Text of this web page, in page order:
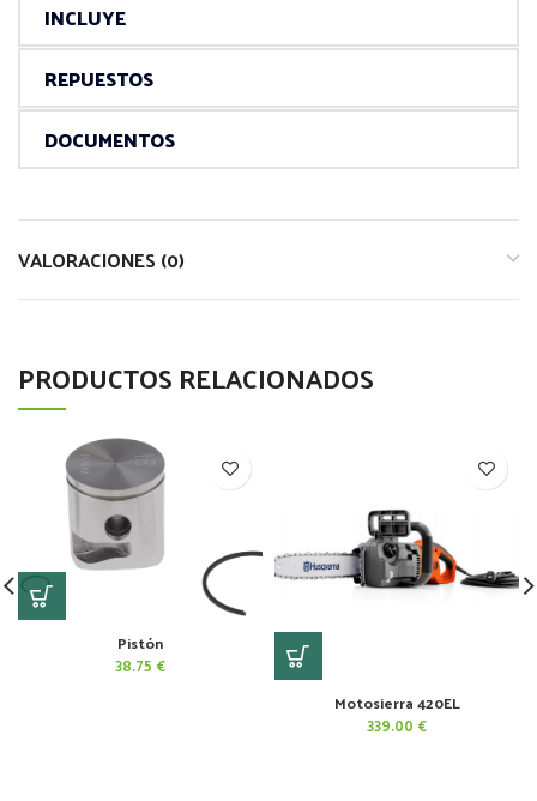
INCLUYE
REPUESTOS
DOCUMENTOS
VALORACIONES (0)
PRODUCTOS RELACIONADOS
Pistón
38.75 €
Motosierra 420EL
339.00 €